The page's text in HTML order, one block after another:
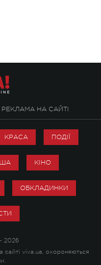
РЕКЛАМА НА САЙТІ
КРАСА ПОДІЇ
КІНО
ОБКЛАДИНКИ
2026
сайті viva.ua, охороняються